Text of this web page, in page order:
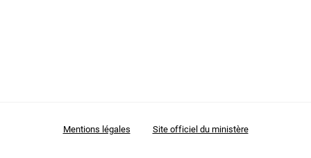
Mentions légales Site officiel du ministère